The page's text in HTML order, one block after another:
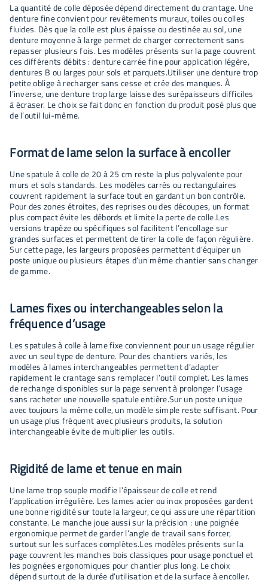
La quantité de colle déposée dépend directement du crantage. Une
denture fine convient pour revêtements muraux, toiles ou colles
fluides. Dès que la colle est plus épaisse ou destinée au sol, une
denture moyenne à large permet de charger correctement sans
repasser plusieurs fois. Les modèles présents sur la page couvrent
ces différents débits : denture carrée fine pour application légère,
dentures B ou larges pour sols et parquets.Utiliser une denture trop
petite oblige à recharger sans cesse et crée des manques. À
l’inverse, une denture trop large laisse des surépaisseurs difficiles
à écraser. Le choix se fait donc en fonction du produit posé plus que
de l’outil lui-même.
Format de lame selon la surface à encoller
Une spatule à colle de 20 à 25 cm reste la plus polyvalente pour
murs et sols standards. Les modèles carrés ou rectangulaires
couvrent rapidement la surface tout en gardant un bon contrôle.
Pour des zones étroites, des reprises ou des découpes, un format
plus compact évite les débords et limite la perte de colle.Les
versions trapèze ou spécifiques sol facilitent l’encollage sur
grandes surfaces et permettent de tirer la colle de façon régulière.
Sur cette page, les largeurs proposées permettent d’équiper un
poste unique ou plusieurs étapes d’un même chantier sans changer
de gamme.
Lames fixes ou interchangeables selon la
fréquence d’usage
Les spatules à colle à lame fixe conviennent pour un usage régulier
avec un seul type de denture. Pour des chantiers variés, les
modèles à lames interchangeables permettent d’adapter
rapidement le crantage sans remplacer l’outil complet. Les lames
de rechange disponibles sur la page servent à prolonger l’usage
sans racheter une nouvelle spatule entière.Sur un poste unique
avec toujours la même colle, un modèle simple reste suffisant. Pour
un usage plus fréquent avec plusieurs produits, la solution
interchangeable évite de multiplier les outils.
Rigidité de lame et tenue en main
Une lame trop souple modifie l’épaisseur de colle et rend
l’application irrégulière. Les lames acier ou inox proposées gardent
une bonne rigidité sur toute la largeur, ce qui assure une répartition
constante. Le manche joue aussi sur la précision : une poignée
ergonomique permet de garder l’angle de travail sans forcer,
surtout sur les surfaces complètes.Les modèles présents sur la
page couvrent les manches bois classiques pour usage ponctuel et
les poignées ergonomiques pour chantier plus long. Le choix
dépend surtout de la durée d’utilisation et de la surface à encoller.